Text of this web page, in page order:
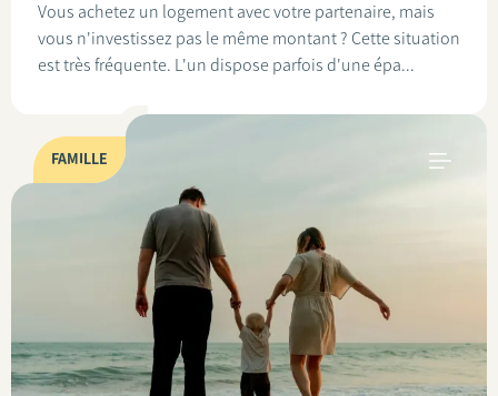
Vous achetez un logement avec votre partenaire, mais
vous n'investissez pas le même montant ? Cette situation
est très fréquente. L'un dispose parfois d'une épa...
FAMILLE